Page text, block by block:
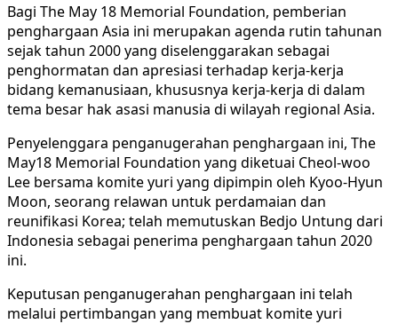
Bagi The May 18 Memorial Foundation, pemberian
penghargaan Asia ini merupakan agenda rutin tahunan
sejak tahun 2000 yang diselenggarakan sebagai
penghormatan dan apresiasi terhadap kerja-kerja
bidang kemanusiaan, khususnya kerja-kerja di dalam
tema besar hak asasi manusia di wilayah regional Asia.
Penyelenggara penganugerahan penghargaan ini, The
May18 Memorial Foundation yang diketuai Cheol-woo
Lee bersama komite yuri yang dipimpin oleh Kyoo-Hyun
Moon, seorang relawan untuk perdamaian dan
reunifikasi Korea; telah memutuskan Bedjo Untung dari
Indonesia sebagai penerima penghargaan tahun 2020
ini.
Keputusan penganugerahan penghargaan ini telah
melalui pertimbangan yang membuat komite yuri